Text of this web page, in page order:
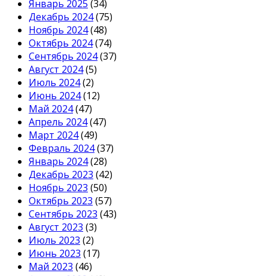
Январь 2025 (34)
Декабрь 2024(75)
Ноябрь 2024(48)
Октябрь 2024(74)
Сентябрь 2024(37)
Август 2024(5)
Июль 2024(2)
Июнь 2024(12)
Май 2024(47)
Апрель 2024(47)
Март 2024(49)
Февраль 2024(37)
Январь 2024(28)
Декабрь 2023 (42)
Ноябрь 2023 (50)
Октябрь 2023 (57)
Сентябрь 2023 (43)
Август 2023 (3)
Июль 2023 (2)
Июнь 2023 (17)
Май 2023 (46)